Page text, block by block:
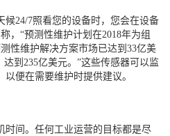
24/7照看您的设备时，您会在设备
，“预测性维护计划在2018年为组
性维护解决方案市场已达到33亿美
到235亿美元。”这些传感器可以监
便在需要维护时提供建议。
间。任何工业运营的目标都是尽